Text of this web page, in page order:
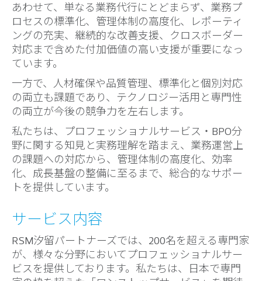
あわせて、単なる業務代行にとどまらず、業務プ
ロセスの標準化、管理体制の高度化、レポーティ
ングの充実、継続的な改善支援、クロスボーダー
対応まで含めた付加価値の高い支援が重要になっ
ています。
一方で、人材確保や品質管理、標準化と個別対応
の両立も課題であり、テクノロジー活用と専門性
の両立が今後の競争力を左右します。
私たちは、プロフェッショナルサービス・BPO分
野に関する知見と実務理解を踏まえ、業務運営上
の課題への対応から、管理体制の高度化、効率
化、成長基盤の整備に至るまで、総合的なサポー
トを提供しています。
サービス内容
RSM汐留パートナーズでは、200名を超える専門家
が、様々な分野においてプロフェッショナルサー
ビスを提供しております。私たちは、日本で専門